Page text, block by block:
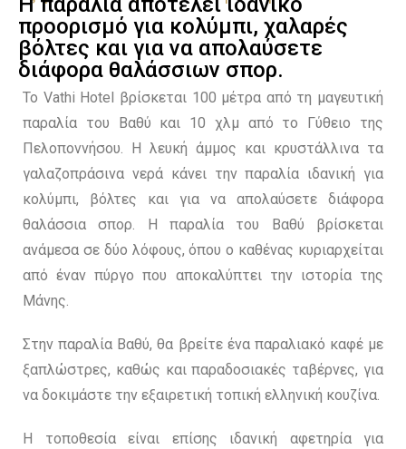
προορισμό για κολύμπι, χαλαρές
βόλτες και για να απολαύσετε
διάφορα θαλάσσιων σπορ.
Το Vathi Hotel βρίσκεται 100 μέτρα από τη μαγευτική
παραλία του Βαθύ και 10 χλμ από το Γύθειο της
Πελοποννήσου. Η λευκή άμμος και κρυστάλλινα τα
γαλαζοπράσινα νερά κάνει την παραλία ιδανική για
κολύμπι, βόλτες και για να απολαύσετε διάφορα
θαλάσσια σπορ. Η παραλία του Βαθύ βρίσκεται
ανάμεσα σε δύο λόφους, όπου ο καθένας κυριαρχείται
από έναν πύργο που αποκαλύπτει την ιστορία της
Μάνης.
Στην παραλία Βαθύ, θα βρείτε ένα παραλιακό καφέ με
ξαπλώστρες, καθώς και παραδοσιακές ταβέρνες, για
να δοκιμάστε την εξαιρετική τοπική ελληνική κουζίνα.
Η τοποθεσία είναι επίσης ιδανική αφετηρία για